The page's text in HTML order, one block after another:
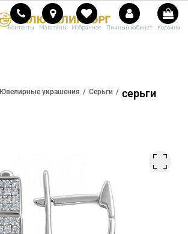
Контакты Магазины Избранное Личный кабинет Корзина
Ювелирные украшения Серьги серьги